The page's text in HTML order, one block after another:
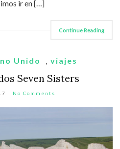
ir en […]
Continue Reading
Unido viajes
Seven Sisters
No Comments